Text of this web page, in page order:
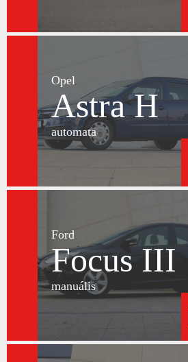
Opel
Astra H
automata
Ford
Focus III
manuális